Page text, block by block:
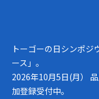
トーゴーの日
トーゴーの日シンポジ
ース」。
2026年10月5日(月）
加登録受付中。